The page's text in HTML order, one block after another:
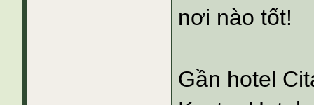
nơi nào tốt!
Gần hotel